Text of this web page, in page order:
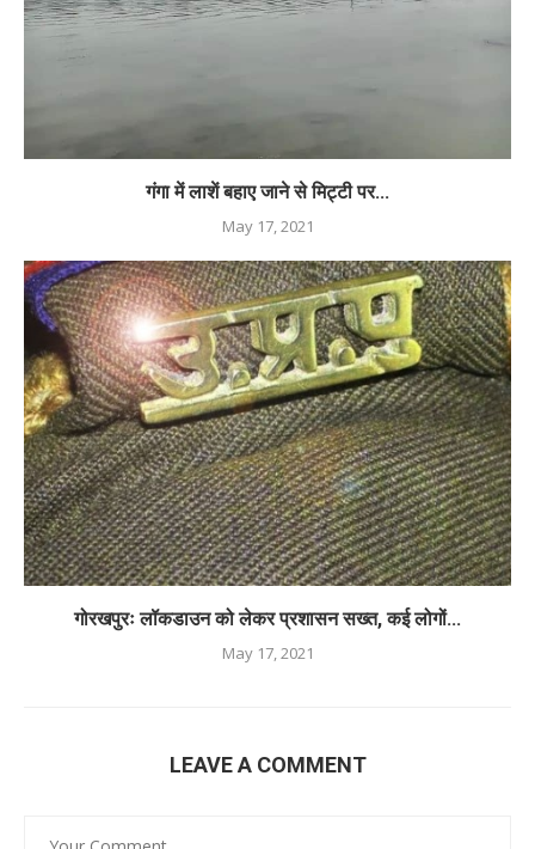
गंगा में लाशें बहाए जाने से मिट्टी पर...
May 17, 2021
गोरखपुरः लॉकडाउन को लेकर प्रशासन सख्त, कई लोगों...
May 17, 2021
LEAVE A COMMENT